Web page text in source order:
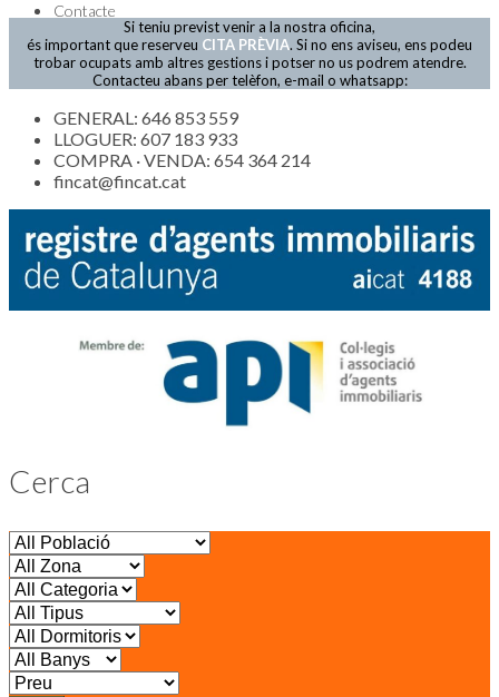
Contacte
Si teniu previst venir a la nostra oficina,
és important que reserveu CITA PRÈVIA. Si no ens aviseu, ens podeu
trobar ocupats amb altres gestions i potser no us podrem atendre.
Contacteu abans per telèfon, e-mail o whatsapp:
GENERAL: 646 853 559
LLOGUER: 607 183 933
COMPRA · VENDA: 654 364 214
fincat@fincat.cat
Cerca